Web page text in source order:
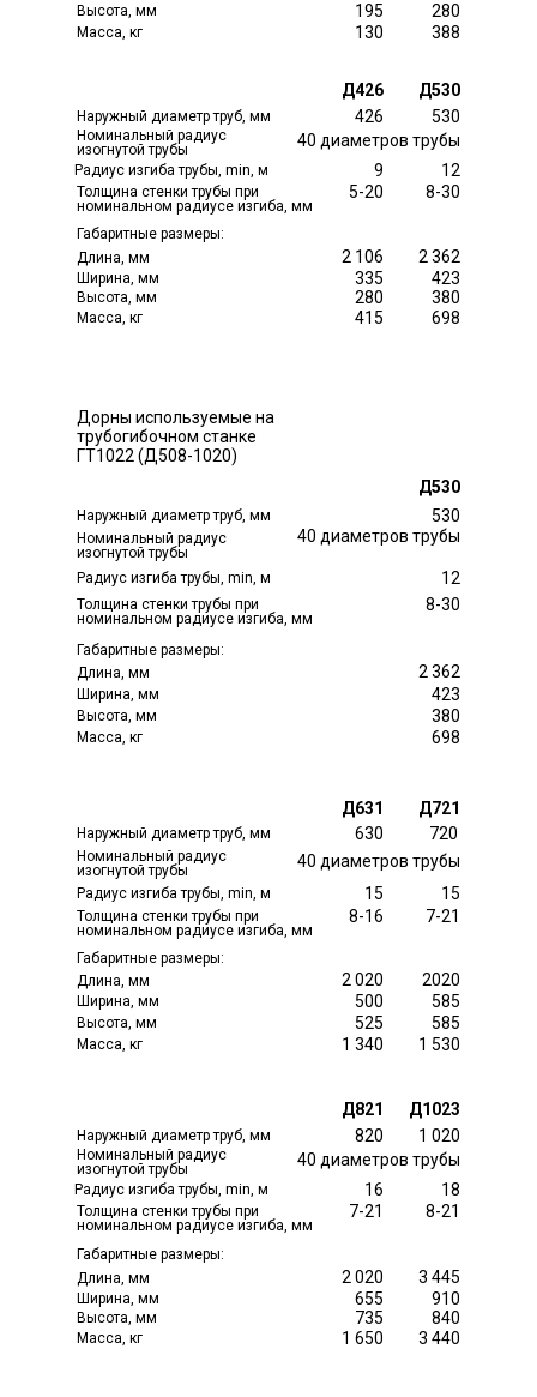
426
Д426
530
Д530
Высота, мм
Масса, кг
Наружный диаметр труб, мм
Номинальный радиус
изогнутой трубы
Радиус изгиба трубы, min, м
Толщина стенки трубы при
номинальном радиусе изгиба, мм
Габаритные размеры:
Длина, мм
Ширина, мм
Высота, мм
Масса, кг
5-20
9
8-30
12
335
2 106
423
2 362
130
195
388
280
415
280
698
380
40 диаметров трубы
Наружный диаметр труб, мм
Номинальный радиус
изогнутой трубы
40 диаметров трубы
530
Д530
630
Д631
720
Д721
820
Д821
1 020
Д1023
Радиус изгиба трубы, min, м
Толщина стенки трубы при
номинальном радиусе изгиба, мм
Габаритные размеры:
Длина, мм
Ширина, мм
Высота, мм
Масса, кг
Наружный диаметр труб, мм
Номинальный радиус
изогнутой трубы
Радиус изгиба трубы, min, м
Толщина стенки трубы при
номинальном радиусе изгиба, мм
Габаритные размеры:
Длина, мм
Ширина, мм
Высота, мм
Масса, кг
8-30
12
8-16
15
7-21
15
7-21
16
8-21
18
423
2 362
500
2 020
585
2020
655
2 020
910
3 445
698
380
1 340
525
1 530
585
1 650
735
3 440
840
Дорны используемые на
трубогибочном станке
ГТ1022 (Д508-1020)
Наружный диаметр труб, мм
Номинальный радиус
изогнутой трубы
Радиус изгиба трубы, min, м
Толщина стенки трубы при
номинальном радиусе изгиба, мм
Габаритные размеры:
Длина, мм
Ширина, мм
Высота, мм
Масса, кг
40 диаметров трубы
40 диаметров трубы